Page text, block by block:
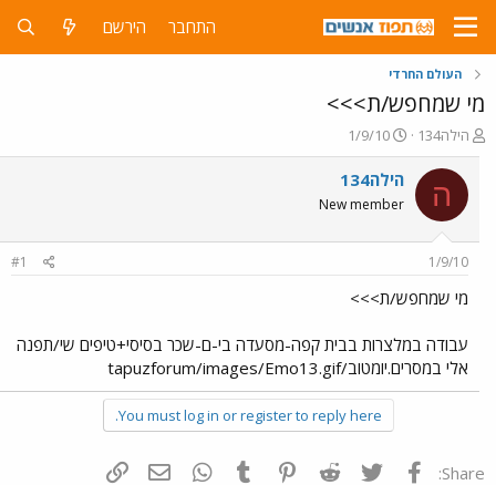
התחבר הירשם
העולם החרדי
מי שמחפש/ת>>>
פ
ו
ת
ח
ה
ו
ש
א
הילה134
פ
ו
ר
ס
ם
ר
1/9/10
ה הילה134
New member
1/9/10
#1
מי שמחפש/ת>>>
עבודה במלצרות בבית קפה-מסעדה בי-ם-שכר בסיסי+טיפים שי/תפנה
אלי במסרים.יומטוב/tapuzforum/images/Emo13.gif
You must log in or register to reply here.
Share: פייסבוק Twitter
Reddit
Pinterest
Tumblr
WhatsAppדואר אלקטרוני